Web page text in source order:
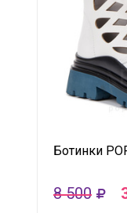
Ботинки
8 500